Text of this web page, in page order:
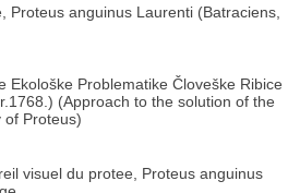
Proteus anguinus Laurenti (Batraciens,
Ekološke Problematike Človeške Ribice
(Approach to the solution of the
of Proteus)
visuel du protee, Proteus anguinus